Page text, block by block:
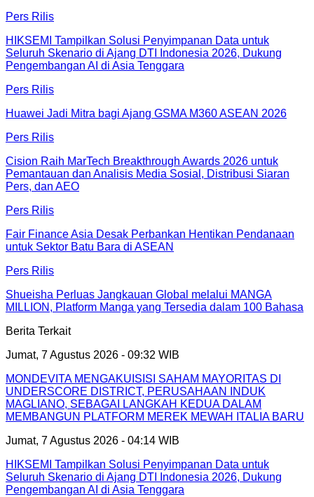
Pers Rilis
HIKSEMI Tampilkan Solusi Penyimpanan Data untuk
Seluruh Skenario di Ajang DTI Indonesia 2026, Dukung
Pengembangan AI di Asia Tenggara
Pers Rilis
Huawei Jadi Mitra bagi Ajang GSMA M360 ASEAN 2026
Pers Rilis
Cision Raih MarTech Breakthrough Awards 2026 untuk
Pemantauan dan Analisis Media Sosial, Distribusi Siaran
Pers, dan AEO
Pers Rilis
Fair Finance Asia Desak Perbankan Hentikan Pendanaan
untuk Sektor Batu Bara di ASEAN
Pers Rilis
Shueisha Perluas Jangkauan Global melalui MANGA
MILLION, Platform Manga yang Tersedia dalam 100 Bahasa
Berita Terkait
Jumat, 7 Agustus 2026 - 09:32 WIB
MONDEVITA MENGAKUISISI SAHAM MAYORITAS DI
UNDERSCORE DISTRICT, PERUSAHAAN INDUK
MAGLIANO, SEBAGAI LANGKAH KEDUA DALAM
MEMBANGUN PLATFORM MEREK MEWAH ITALIA BARU
Jumat, 7 Agustus 2026 - 04:14 WIB
HIKSEMI Tampilkan Solusi Penyimpanan Data untuk
Seluruh Skenario di Ajang DTI Indonesia 2026, Dukung
Pengembangan AI di Asia Tenggara